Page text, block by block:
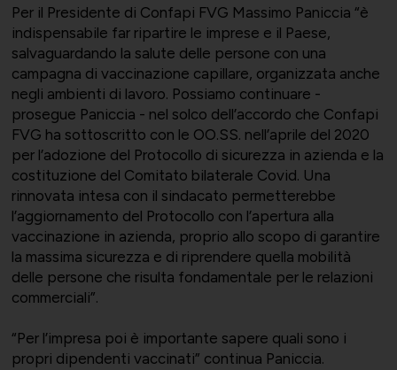
Per il Presidente di Confapi FVG Massimo Paniccia “è
indispensabile far ripartire le imprese e il Paese,
salvaguardando la salute delle persone con una
campagna di vaccinazione capillare, organizzata anche
negli ambienti di lavoro. Possiamo continuare -
prosegue Paniccia - nel solco dell’accordo che Confapi
FVG ha sottoscritto con le OO.SS. nell’aprile del 2020
per l’adozione del Protocollo di sicurezza in azienda e la
costituzione del Comitato bilaterale Covid. Una
rinnovata intesa con il sindacato permetterebbe
l’aggiornamento del Protocollo con l’apertura alla
vaccinazione in azienda, proprio allo scopo di garantire
la massima sicurezza e di riprendere quella mobilità
delle persone che risulta fondamentale per le relazioni
commerciali”.
“Per l’impresa poi è importante sapere quali sono i
propri dipendenti vaccinati” continua Paniccia.
Società Collegate
Altre partecipazioni societarie
Contatti per area di competenza
Uniontessile
Unimatica
UNIGEC
Lavoro e relazioni industriali
Qualità, sicurezza e ambiente
Energia e sostenibilità